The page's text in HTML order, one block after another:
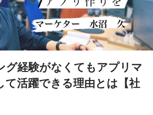
グ経験がなくてもアプリマ
て活躍できる理由とは【社